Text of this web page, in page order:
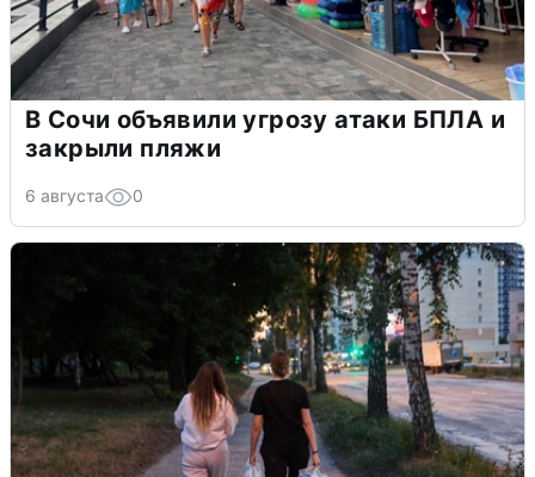
В Сочи объявили угрозу атаки БПЛА и
закрыли пляжи
6 августа 0